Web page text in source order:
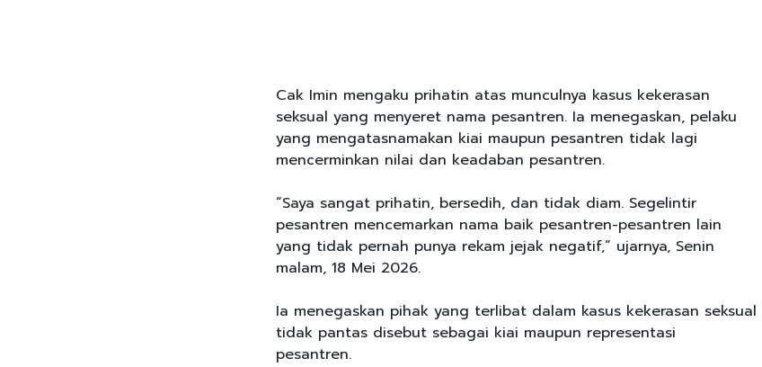
Cak Imin mengaku prihatin atas munculnya kasus kekerasan
seksual yang menyeret nama pesantren. Ia menegaskan, pelaku
yang mengatasnamakan kiai maupun pesantren tidak lagi
mencerminkan nilai dan keadaban pesantren.
“Saya sangat prihatin, bersedih, dan tidak diam. Segelintir
pesantren mencemarkan nama baik pesantren-pesantren lain
yang tidak pernah punya rekam jejak negatif,” ujarnya, Senin
malam, 18 Mei 2026.
Ia menegaskan pihak yang terlibat dalam kasus kekerasan seksual
tidak pantas disebut sebagai kiai maupun representasi
pesantren.